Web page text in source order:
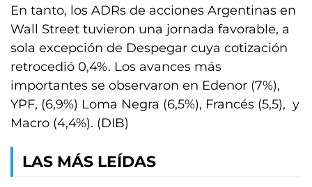
En tanto, los ADRs de acciones Argentinas en
Wall Street tuvieron una jornada favorable, a
sola excepción de Despegar cuya cotización
retrocedió 0,4%. Los avances más
importantes se observaron en Edenor (7%),
YPF, (6,9%) Loma Negra (6,5%), Francés (5,5), y
Macro (4,4%). (DIB)
LAS MÁS LEÍDAS